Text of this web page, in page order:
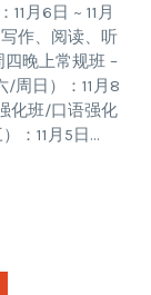
月6日 ~ 11月
作、阅读、听
晚上常规班 –
/周日）：11月8
化班/口语强化
：11月5日…